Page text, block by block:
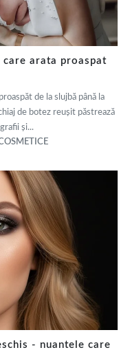
care arata proaspat
de la slujbă până la
de botez reușit păstrează
și...
- nuantele care